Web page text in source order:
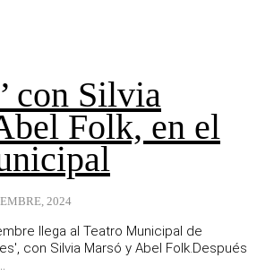
con Silvia
Folk, en el
2024
llega al Teatro Municipal de
con Silvia Marsó y Abel Folk.Después